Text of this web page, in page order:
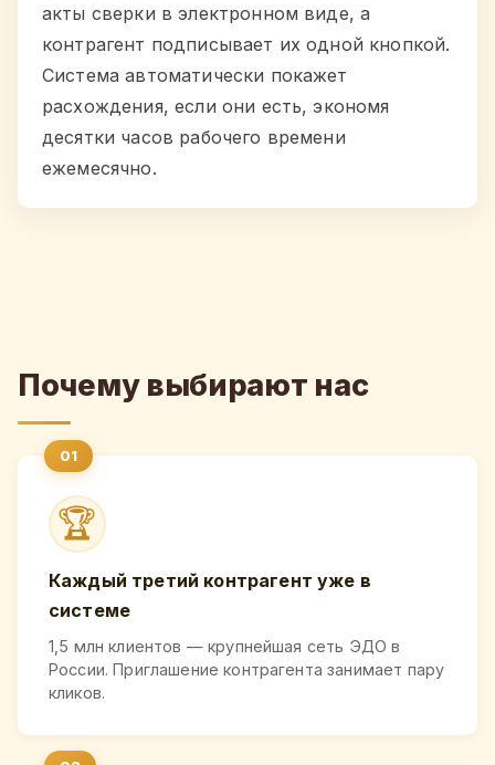
акты сверки в электронном виде, а
контрагент подписывает их одной кнопкой.
Система автоматически покажет
расхождения, если они есть, экономя
десятки часов рабочего времени
ежемесячно.
Почему выбирают нас
🏆
Каждый третий контрагент уже в
системе
1,5 млн клиентов — крупнейшая сеть ЭДО в
России. Приглашение контрагента занимает пару
кликов.